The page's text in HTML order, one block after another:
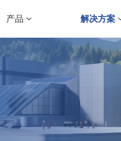
产品 解决方案